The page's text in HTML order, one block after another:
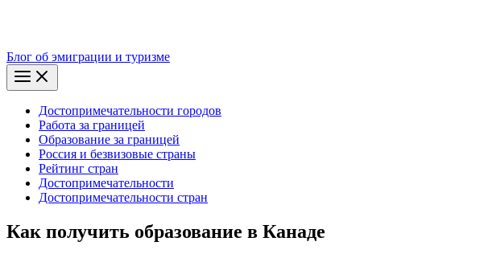
Блог об эмиграции и туризме
Достопримечательности городов
Работа за границей
Образование за границей
Россия и безвизовые страны
Рейтинг стран
Достопримечательности
Достопримечательности стран
Как получить образование в Канаде